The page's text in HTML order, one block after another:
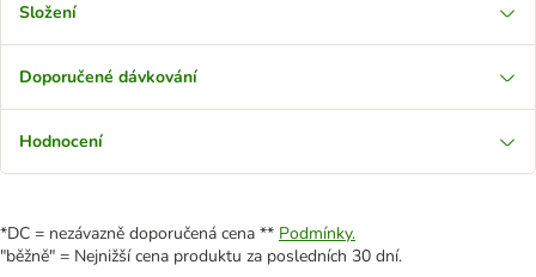
Složení
Doporučené dávkování
Hodnocení
*DC = nezávazně doporučená cena ** Podmínky.
"běžně" = Nejnižší cena produktu za posledních 30 dní.